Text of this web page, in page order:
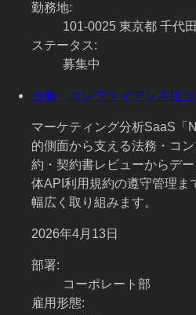
勤務地:
101-0025 東京都 千代
ステータス:
募集中
法務・コンプライアンス担当
マーケティング分析SaaS「
的側面から支える法務・コ
約・契約書レビューからデ
体API利用規約の遵守管理ま
幅広く取り組みます。
2026年4月13日
部署:
コーポレート部
雇用形態: